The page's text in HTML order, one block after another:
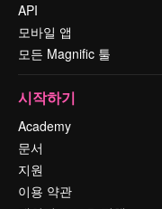
API
모바일 앱
모든 Magnific 툴
시작하기
Academy
문서
지원
이용 약관